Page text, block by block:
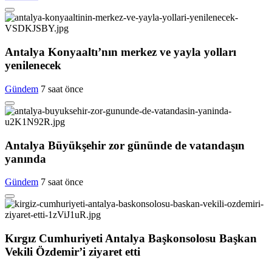
Antalya Konyaaltı’nın merkez ve yayla yolları
yenilenecek
Gündem 7 saat önce
Antalya Büyükşehir zor gününde de vatandaşın
yanında
Gündem 7 saat önce
Kırgız Cumhuriyeti Antalya Başkonsolosu Başkan
Vekili Özdemir’i ziyaret etti